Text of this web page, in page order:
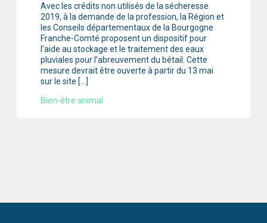
Avec les crédits non utilisés de la sécheresse
2019, à la demande de la profession, la Région et
les Conseils départementaux de la Bourgogne
Franche-Comté proposent un dispositif pour
l’aide au stockage et le traitement des eaux
pluviales pour l’abreuvement du bétail. Cette
mesure devrait être ouverte à partir du 13 mai
sur le site […]
Bien-être animal